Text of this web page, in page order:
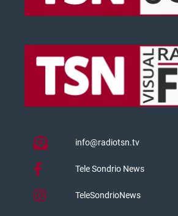
info@radiotsn.tv
Tele Sondrio News
TeleSondrioNews